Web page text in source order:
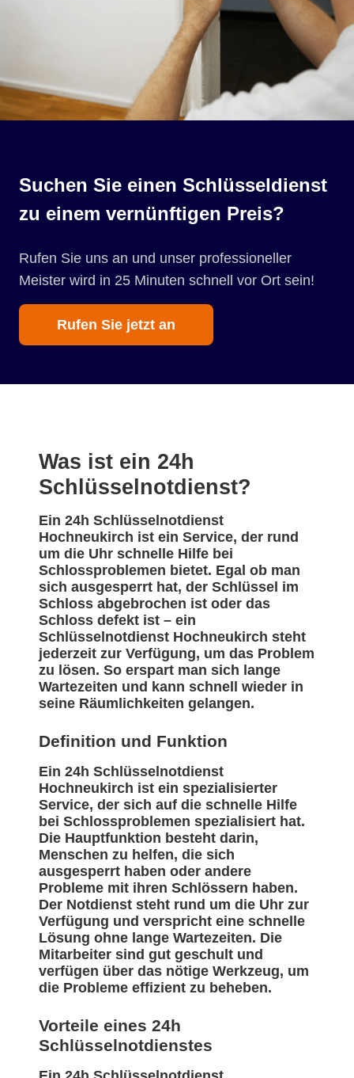
Suchen Sie einen Schlüsseldienst
zu einem vernünftigen Preis?
Rufen Sie uns an und unser professioneller
Meister wird in 25 Minuten schnell vor Ort sein!
Rufen Sie jetzt an
Was ist ein 24h
Schlüsselnotdienst?
Ein 24h Schlüsselnotdienst
Hochneukirch ist ein Service, der rund
um die Uhr schnelle Hilfe bei
Schlossproblemen bietet. Egal ob man
sich ausgesperrt hat, der Schlüssel im
Schloss abgebrochen ist oder das
Schloss defekt ist – ein
Schlüsselnotdienst Hochneukirch steht
jederzeit zur Verfügung, um das Problem
zu lösen. So erspart man sich lange
Wartezeiten und kann schnell wieder in
seine Räumlichkeiten gelangen.
Definition und Funktion
Ein 24h Schlüsselnotdienst
Hochneukirch ist ein spezialisierter
Service, der sich auf die schnelle Hilfe
bei Schlossproblemen spezialisiert hat.
Die Hauptfunktion besteht darin,
Menschen zu helfen, die sich
ausgesperrt haben oder andere
Probleme mit ihren Schlössern haben.
Der Notdienst steht rund um die Uhr zur
Verfügung und verspricht eine schnelle
Lösung ohne lange Wartezeiten. Die
Mitarbeiter sind gut geschult und
verfügen über das nötige Werkzeug, um
die Probleme effizient zu beheben.
Vorteile eines 24h
Schlüsselnotdienstes